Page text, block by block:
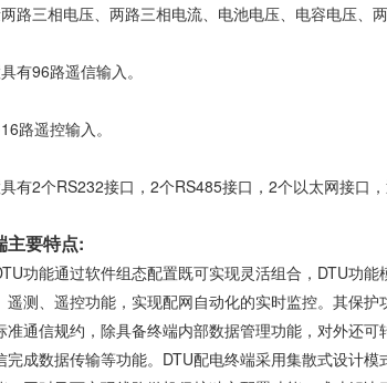
路三相电压、两路三相电流、电池电压、电容电压、两
有96路遥信输入。
路遥控输入。
有2个RS232接口，2个RS485接口，2个以太网接口
主要特点:
功能通过软件组态配置既可实现灵活组合，DTU功
遥测、遥控功能，实现配网自动化的实时监控。其保
准通信规约，除具备终端内部数据管理功能，对外还
完成数据传输等功能。DTU配电终端采用集散式设计